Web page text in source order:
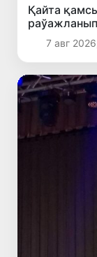
Қайта
7 авг